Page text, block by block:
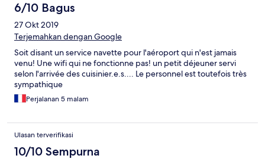
6/10 Bagus
27 Okt 2019
Terjemahkan dengan Google
Soit disant un service navette pour l'aéroport qui n'est jamais
venu! Une wifi qui ne fonctionne pas! un petit déjeuner servi
selon l'arrivée des cuisinier.e.s.... Le personnel est toutefois très
sympathique
Perjalanan 5 malam
Ulasan terverifikasi
10/10 Sempurna